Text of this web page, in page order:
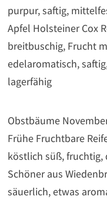
purpur, saftig,
Apfel Holsteiner Cox
breitbuschig, Frucht
edelaromatisch,
lagerfähig
Obstbäume
Frühe Fruchtbare
köstlich süß, fruchtig,
Schöner aus
säuerlich, etwas